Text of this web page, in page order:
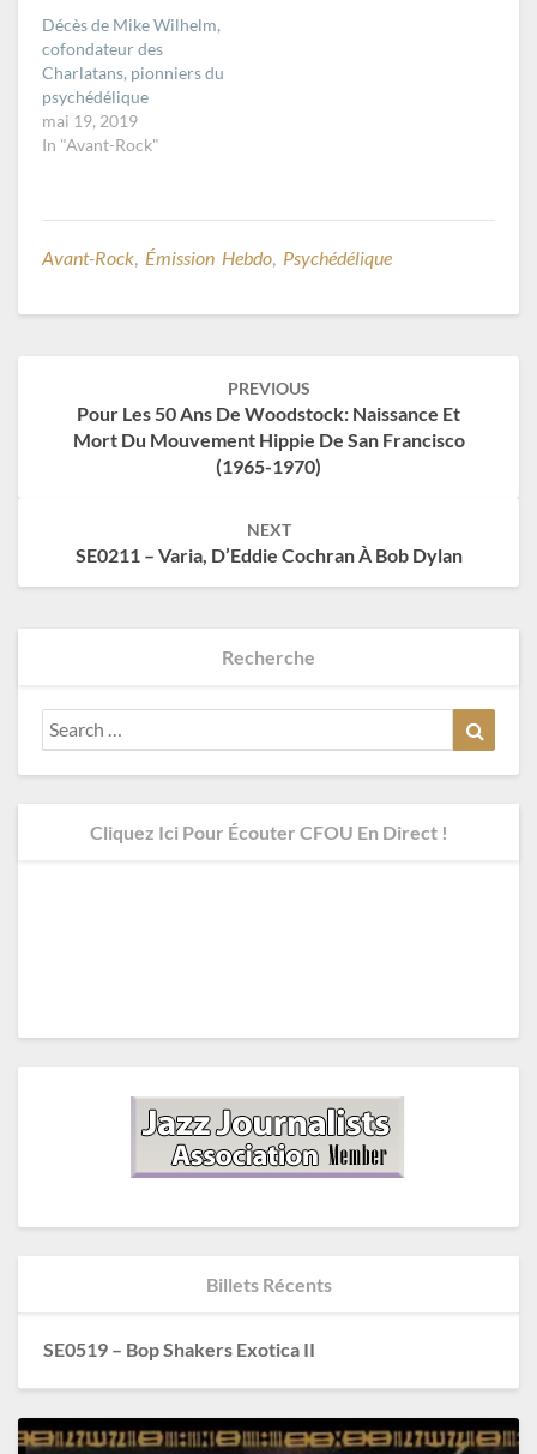
Décès de Mike Wilhelm,
cofondateur des
Charlatans, pionniers du
psychédélique
mai 19, 2019
In "Avant-Rock"
Avant-Rock Émission Hebdo Psychédélique
PREVIOUS
Pour Les 50 Ans De Woodstock: Naissance Et
Mort Du Mouvement Hippie De San Francisco
(1965-1970)
NEXT
SE0211 – Varia, D’Eddie Cochran À Bob Dylan
Recherche
Search
for:
Cliquez Ici Pour Écouter CFOU En Direct !
Billets Récents
SE0519 – Bop Shakers Exotica II